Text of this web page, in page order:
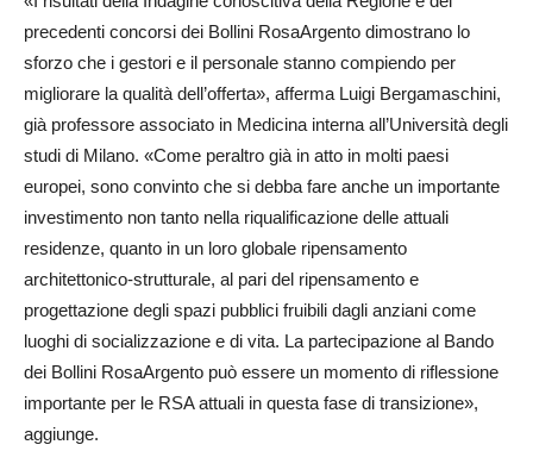
precedenti concorsi dei Bollini RosaArgento dimostrano lo
sforzo che i gestori e il personale stanno compiendo per
migliorare la qualità dell’offerta», afferma Luigi Bergamaschini,
già professore associato in Medicina interna all’Università degli
studi di Milano. «Come peraltro già in atto in molti paesi
europei, sono convinto che si debba fare anche un importante
investimento non tanto nella riqualificazione delle attuali
residenze, quanto in un loro globale ripensamento
architettonico-strutturale, al pari del ripensamento e
progettazione degli spazi pubblici fruibili dagli anziani come
luoghi di socializzazione e di vita. La partecipazione al Bando
dei Bollini RosaArgento può essere un momento di riflessione
importante per le RSA attuali in questa fase di transizione»,
aggiunge.